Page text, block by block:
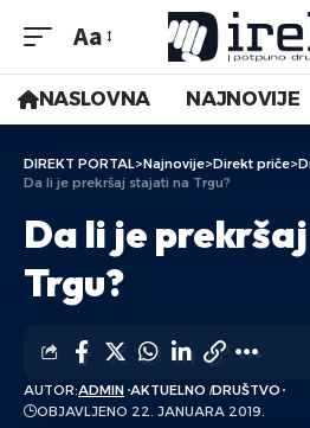
Aa
NASLOVNA NAJNOVIJE
DIREKT PORTAL>Najnovije>Direkt priče>
Da li je prekršaj stajati na Trgu?
Da li je
Trgu?
AUTOR:ADMIN AKTUELNO DRUŠTVO
OBJAVLJENO 22. JANUARA 2019.